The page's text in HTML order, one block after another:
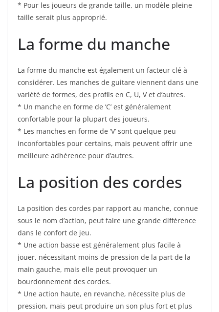
* Pour les joueurs de grande⁢ taille, un modèle pleine
taille serait plus approprié.
La forme du manche
La forme du manche est également un facteur clé à
‌considérer. Les manches de guitare viennent dans ​une
variété de formes,‌ des profils en C, U, V et d’autres.
* Un​ manche en forme de ‌’C’ est généralement
confortable⁢ pour la plupart des ⁤joueurs.
* Les manches en forme de ‘V’ sont quelque peu
inconfortables ⁣pour certains, mais peuvent offrir une
meilleure adhérence pour d’autres.
La position des cordes
La position des cordes par rapport au manche, connue
sous le nom d’action, peut faire une ‍grande différence
dans le confort de jeu.
* Une action basse est généralement plus‌ facile à
jouer, nécessitant moins de pression de la part de la
main gauche, mais elle peut provoquer un
bourdonnement des cordes.
* Une action haute, en⁣ revanche, ⁢nécessite plus de
pression, mais peut ⁤produire un son plus ⁢fort et plus